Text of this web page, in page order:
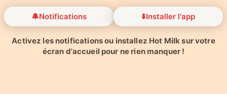
🔔Notifications ⬇️Installer l'app
Activez les notifications ou installez Hot Milk sur votre
écran d'accueil pour ne rien manquer !